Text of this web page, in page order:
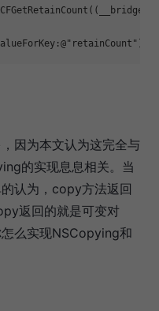
因为本文认为这完全与
的实现息息相关。当
认为，copy方法返回
返回的就是可变对
么实现NSCopying和